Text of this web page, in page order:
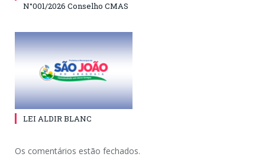
N°001/2026 Conselho CMAS
LEI ALDIR BLANC
Os comentários estão fechados.